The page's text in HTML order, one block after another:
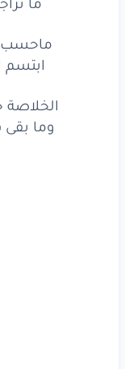
ماحسب
ابتسم
وما بقى